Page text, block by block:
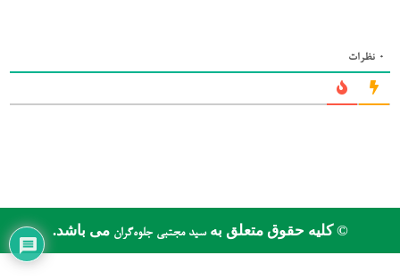
0 نظرات
© کلیه حقوق متعلق بهسید مجتبی جلوه‌گرانمی باشد.